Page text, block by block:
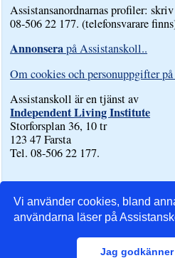
Vi använder cookies, bland
användarna läser på
Jag godkänner
Assistansanordnarnas profiler:
08-506 22 177. (telefonsvarare
Annonserapå Assistanskoll..
Om cookies och personuppgifter
Assistanskoll är en tjänst av
Independent Living Institute
Storforsplan 36, 10 tr
123 47 Farsta
Tel. 08-506 22 177.